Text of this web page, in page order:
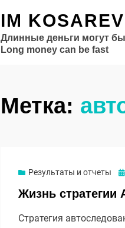
IM KOSAREV
Длинные деньги могут
Long money can be fast
Метка:
Результаты и отчеты
Жизнь стратегии
Стратегия